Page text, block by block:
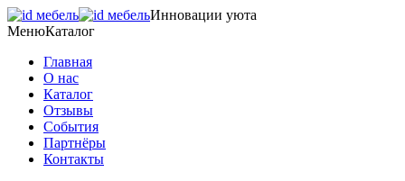
Инновации уюта
МенюКаталог
Главная
О нас
Каталог
Отзывы
События
Партнёры
Контакты